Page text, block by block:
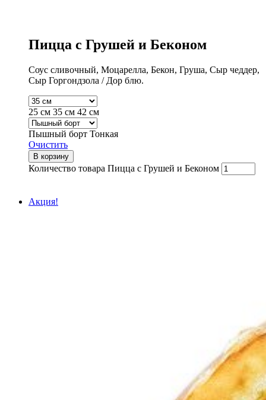
Пицца с Грушей и Беконом
Соус сливочный, Моцарелла, Бекон, Груша, Сыр чеддер,
Сыр Горгондзола / Дор блю.
25 см 35 см 42 см
Пышный борт Тонкая
Очистить
В корзину
Количество товара Пицца с Грушей и Беконом
Акция!